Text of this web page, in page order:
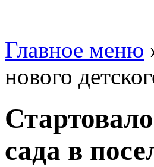
Главное меню
нового
сада в